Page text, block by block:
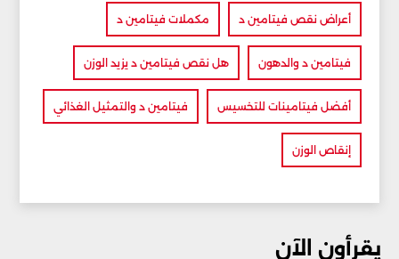
أعراض نقص فيتامين د مكملات فيتامين د
فيتامين د والدهون هل نقص فيتامين د يزيد الوزن
أفضل فيتامينات للتخسيس فيتامين د والتمثيل الغذائي
إنقاص الوزن
يقرأون الآن